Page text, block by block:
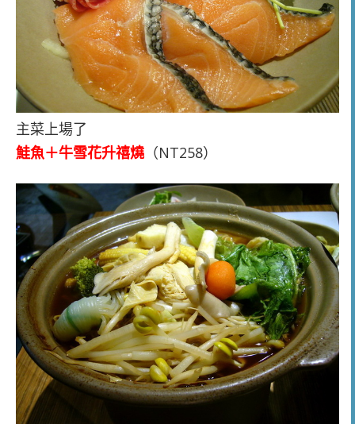
主菜上場了
鮭魚＋牛雪花升禧燒（NT258）